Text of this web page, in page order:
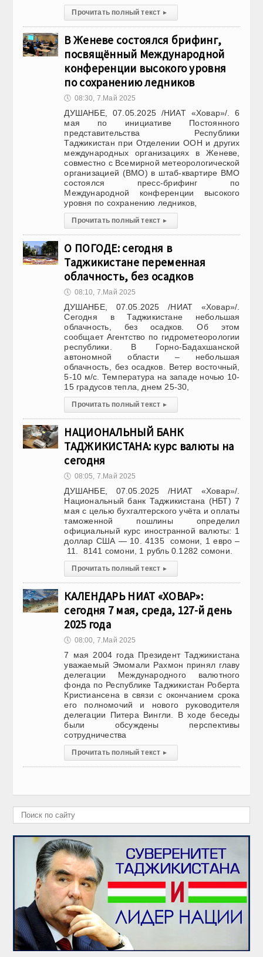
Прочитать полный текст ▸
В Женеве состоялся брифинг,
посвящённый Международной
конференции высокого уровня
по сохранению ледников
🕔 08:30, 7.Май 2025
ДУШАНБЕ, 07.05.2025 /НИАТ «Ховар»/. 6
мая по инициативе Постоянного
представительства Республики
Таджикистан при Отделении ООН и других
международных организациях в Женеве,
совместно с Всемирной метеорологической
организацией (ВМО) в штаб-квартире ВМО
состоялся пресс-брифинг по
Международной конференции высокого
уровня по сохранению ледников,
Прочитать полный текст ▸
О ПОГОДЕ: сегодня в
Таджикистане переменная
облачность, без осадков
🕔 08:10, 7.Май 2025
ДУШАНБЕ, 07.05.2025 /НИАТ «Ховар»/.
Сегодня в Таджикистане небольшая
облачность, без осадков. Об этом
сообщает Агентство по гидрометеорологии
республики. В Горно-Бадахшанской
автономной области – небольшая
облачность, без осадков. Ветер восточный,
5-10 м/с. Температура на западе ночью 10-
15 градусов тепла, днем 25-30,
Прочитать полный текст ▸
НАЦИОНАЛЬНЫЙ БАНК
ТАДЖИКИСТАНА: курс валюты на
сегодня
🕔 08:05, 7.Май 2025
ДУШАНБЕ, 07.05.2025 /НИАТ «Ховар»/.
Национальный банк Таджикистана (НБТ) 7
мая с целью бухгалтерского учёта и оплаты
таможенной пошлины определил
официальный курс иностранной валюты: 1
доллар США — 10. 4135 сомони, 1 евро –
11. 8141 сомони, 1 рубль 0.1282 сомони.
Прочитать полный текст ▸
КАЛЕНДАРЬ НИАТ «ХОВАР»:
сегодня 7 мая, среда, 127-й день
2025 года
🕔 08:00, 7.Май 2025
7 мая 2004 года Президент Таджикистана
уважаемый Эмомали Рахмон принял главу
делегации Международного валютного
фонда по Республике Таджикистан Роберта
Кристиансена в связи с окончанием срока
его полномочий и нового руководителя
делегации Питера Вингли. В ходе беседы
были обсуждены перспективы
сотрудничества
Прочитать полный текст ▸